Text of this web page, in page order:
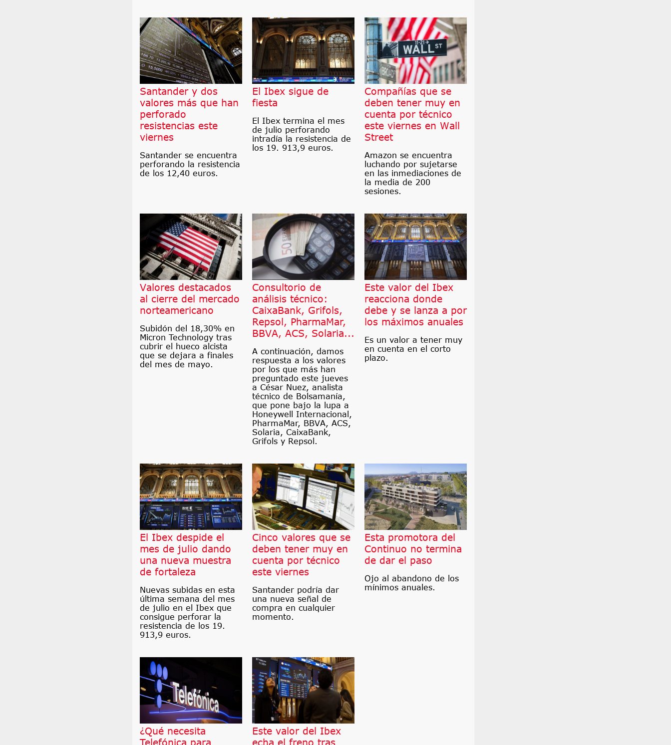
Santander y dos
valores más que han
perforado
resistencias este
viernes
Santander se encuentra
perforando la resistencia
de los 12,40 euros.
El Ibex sigue de
fiesta
El Ibex termina el mes
de julio perforando
intradía la resistencia de
los 19. 913,9 euros.
Compañías que se
deben tener muy en
cuenta por técnico
este viernes en Wall
Street
Amazon se encuentra
luchando por sujetarse
en las inmediaciones de
la media de 200
sesiones.
Valores destacados
al cierre del mercado
norteamericano
Subidón del 18,30% en
Micron Technology tras
cubrir el hueco alcista
que se dejara a finales
del mes de mayo.
Consultorio de
análisis técnico:
CaixaBank, Grifols,
Repsol, PharmaMar,
BBVA, ACS, Solaria...
A continuación, damos
respuesta a los valores
por los que más han
preguntado este jueves
a César Nuez, analista
técnico de Bolsamanía,
que pone bajo la lupa a
Honeywell Internacional,
PharmaMar, BBVA, ACS,
Solaria, CaixaBank,
Grifols y Repsol.
Este valor del Ibex
reacciona donde
debe y se lanza a por
los máximos anuales
Es un valor a tener muy
en cuenta en el corto
plazo.
El Ibex despide el
mes de julio dando
una nueva muestra
de fortaleza
Nuevas subidas en esta
última semana del mes
de julio en el Ibex que
consigue perforar la
resistencia de los 19.
913,9 euros.
Cinco valores que se
deben tener muy en
cuenta por técnico
este viernes
Santander podría dar
una nueva señal de
compra en cualquier
momento.
Esta promotora del
Continuo no termina
de dar el paso
Ojo al abandono de los
mínimos anuales.
¿Qué necesita
Telefónica para
Este valor del Ibex
echa el freno tras